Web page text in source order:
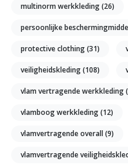
multinorm werkkleding(26)
persoonlijke
protective clothing(31)
veiligheidskleding(108)
vlam vertragende werkkleding
vlamboog werkkleding(12)
vlamvertragende overall(9)
vlamvertragende